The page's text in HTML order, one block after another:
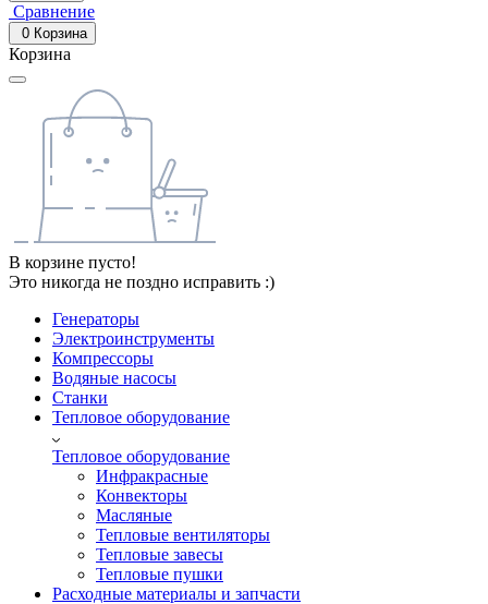
Сравнение
0 Корзина
Корзина
В корзине пусто!
Это никогда не поздно исправить :)
Генераторы
Электроинструменты
Компрессоры
Водяные насосы
Станки
Тепловое оборудование
Тепловое оборудование
Инфракрасные
Конвекторы
Масляные
Тепловые вентиляторы
Тепловые завесы
Тепловые пушки
Расходные материалы и запчасти